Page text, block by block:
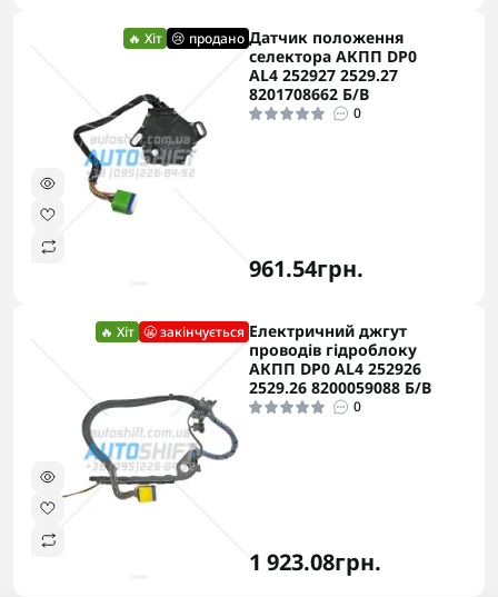
🔥 Хіт 😢 продано Датчик положення
селектора АКПП DP0
AL4 252927 2529.27
8201708662 Б/В
0
961.54грн.
🔥 Хіт 😬 закінчується Електричний джгут
проводів гідроблоку
АКПП DP0 AL4 252926
2529.26 8200059088 Б/В
0
1 923.08грн.